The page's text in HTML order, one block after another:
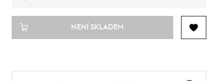
NENÍ SKLADEM